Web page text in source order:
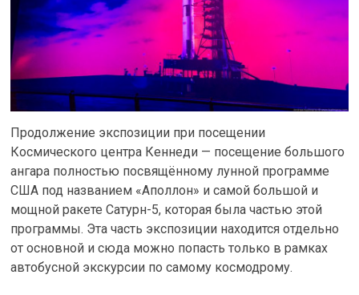
Продолжение экспозиции при посещении
Космического центра Кеннеди — посещение большого
ангара полностью посвящённому лунной программе
США под названием «Аполлон» и самой большой и
мощной ракете Сатурн-5, которая была частью этой
программы. Эта часть экспозиции находится отдельно
от основной и сюда можно попасть только в рамках
автобусной экскурсии по самому космодрому.